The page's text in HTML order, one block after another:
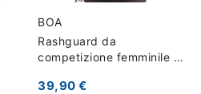
BOA
Rashguard da
competizione femminile -
39,90 €